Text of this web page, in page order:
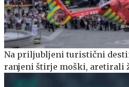
Na priljubljeni turistični
ranjeni štirje moški, aretirali